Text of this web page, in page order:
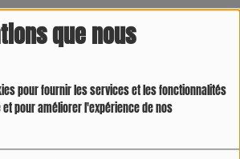
que nous
pour fournir les services et les fonctionnalités
pour améliorer l'expérience de nos